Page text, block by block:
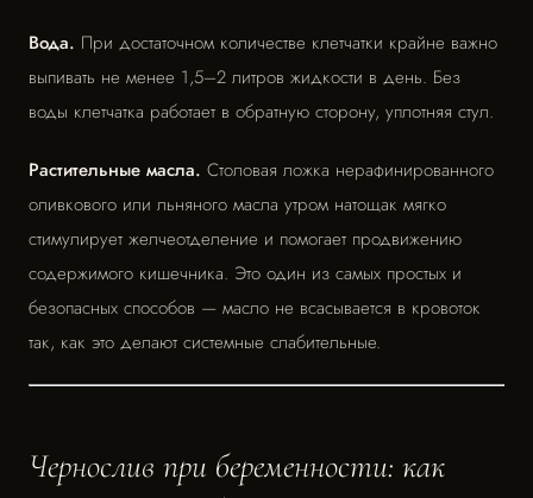
Вода. При достаточном количестве клетчатки крайне важно
выпивать не менее 1,5–2 литров жидкости в день. Без
воды клетчатка работает в обратную сторону, уплотняя стул.
Растительные масла. Столовая ложка нерафинированного
оливкового или льняного масла утром натощак мягко
стимулирует желчеотделение и помогает продвижению
содержимого кишечника. Это один из самых простых и
безопасных способов — масло не всасывается в кровоток
так, как это делают системные слабительные.
Чернослив при беременности: как